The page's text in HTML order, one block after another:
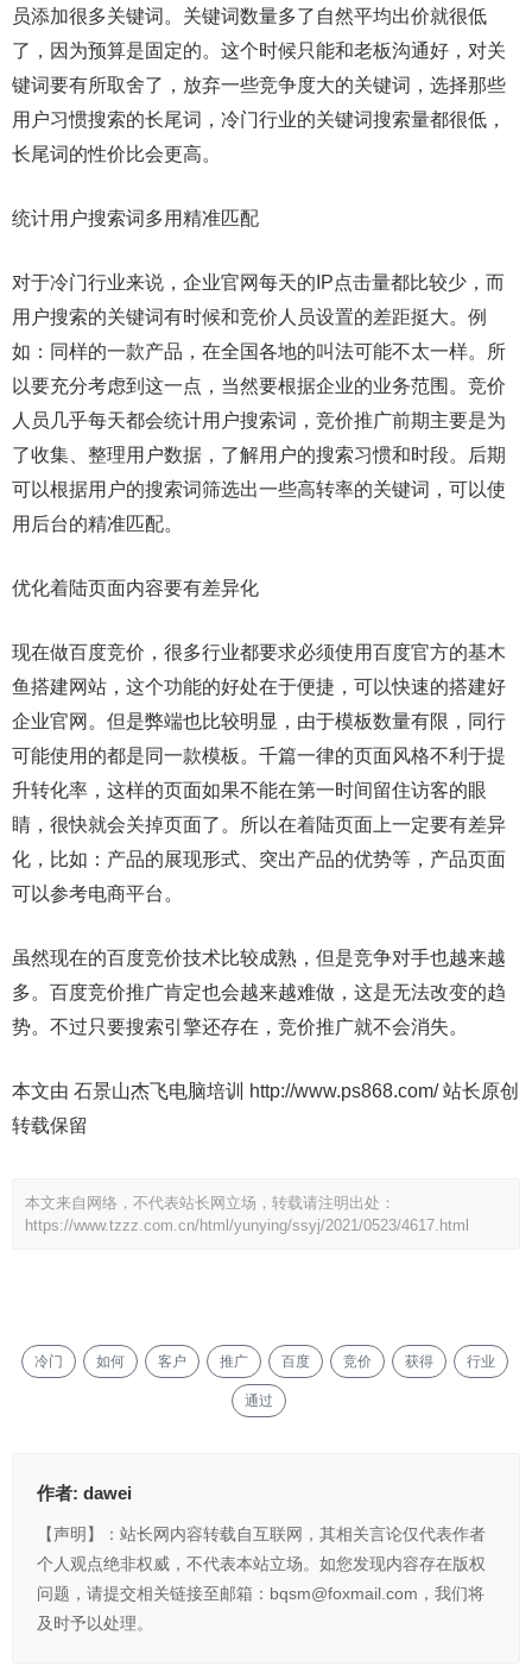
员添加很多关键词。关键词数量多了自然平均出价就很低
了，因为预算是固定的。这个时候只能和老板沟通好，对关
键词要有所取舍了，放弃一些竞争度大的关键词，选择那些
用户习惯搜索的长尾词，冷门行业的关键词搜索量都很低，
长尾词的性价比会更高。
统计用户搜索词多用精准匹配
对于冷门行业来说，企业官网每天的IP点击量都比较少，而
用户搜索的关键词有时候和竞价人员设置的差距挺大。例
如：同样的一款产品，在全国各地的叫法可能不太一样。所
以要充分考虑到这一点，当然要根据企业的业务范围。竞价
人员几乎每天都会统计用户搜索词，竞价推广前期主要是为
了收集、整理用户数据，了解用户的搜索习惯和时段。后期
可以根据用户的搜索词筛选出一些高转率的关键词，可以使
用后台的精准匹配。
优化着陆页面内容要有差异化
现在做百度竞价，很多行业都要求必须使用百度官方的基木
鱼搭建网站，这个功能的好处在于便捷，可以快速的搭建好
企业官网。但是弊端也比较明显，由于模板数量有限，同行
可能使用的都是同一款模板。千篇一律的页面风格不利于提
升转化率，这样的页面如果不能在第一时间留住访客的眼
睛，很快就会关掉页面了。所以在着陆页面上一定要有差异
化，比如：产品的展现形式、突出产品的优势等，产品页面
可以参考电商平台。
虽然现在的百度竞价技术比较成熟，但是竞争对手也越来越
多。百度竞价推广肯定也会越来越难做，这是无法改变的趋
势。不过只要搜索引擎还存在，竞价推广就不会消失。
本文由 石景山杰飞电脑培训 http://www.ps868.com/ 站长原创
转载保留
本文来自网络，不代表站长网立场，转载请注明出处：
https://www.tzzz.com.cn/html/yunying/ssyj/2021/0523/4617.html
冷门 如何 客户 推广 百度 竞价 获得 行业
通过
作者: dawei
【声明】：站长网内容转载自互联网，其相关言论仅代表作者
个人观点绝非权威，不代表本站立场。如您发现内容存在版权
问题，请提交相关链接至邮箱：bqsm@foxmail.com，我们将
及时予以处理。